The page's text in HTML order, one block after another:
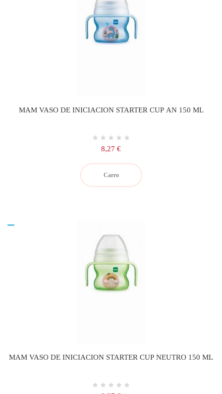
MAM VASO DE INICIACION STARTER CUP AN 150 ML
Precio
8,27 €
Carro
MAM VASO DE INICIACION STARTER CUP NEUTRO 150 ML